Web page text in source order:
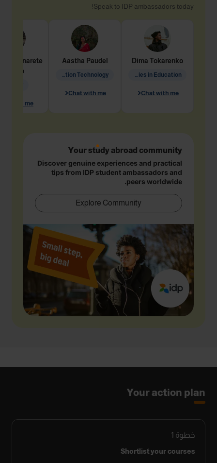
Speak to IDP ambassadors today!
Dima Tokarenko
Academic Studies in Education
Chat with me
Aastha Paudel
Information Technology
Chat with me
Penarete
Vaquiro
with me
Your study abroad community
Discover genuine experiences and practical
tips from IDP student ambassadors and
peers worldwide.
Explore Community
Your action plan
خطوة 1
Shortlist your courses